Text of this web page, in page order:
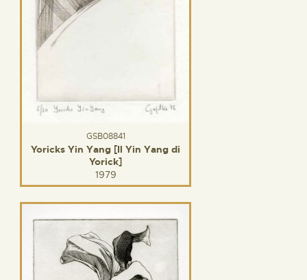
GSB08841
Yoricks Yin Yang [Il Yin Yang di
Yorick]
1979